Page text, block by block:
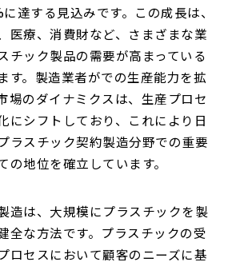
に達する見込みです。この成長は、
医療、消費財など、さまざまな業
チック製品の需要が高まっている
す。製造業者がでの生産能力を拡
場のダイナミクスは、生産プロセ
にシフトしており、これにより日
ラスチック契約製造分野での重要
の地位を確立しています。
造は、大規模にプラスチックを製
全な方法です。プラスチックの受
ロセスにおいて顧客のニーズに基